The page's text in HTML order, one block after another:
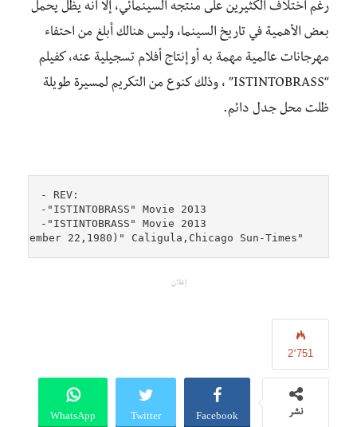
رغم اختلاف الكثيرين على منتجه السينمائي، إلا أنه يظل يحمل
بعض الأهمية في تاريخ السينما، وليس هنالك أبلغ من احتفاء
مهرجانات عالمية مهمة به أو إنتاج أفلام تسجيلية عنه، كفيلم
“ISTINTOBRASS” ، وذلك كنوع من التكريم لمسيرة طويلة
ظلت محل جدل دائم.
"Roger Ebert (September 22,1980)" Caligula,Chicago Sun-Times-
إعلان
2٬751
نشر Facebook
Twitter
WhatsApp